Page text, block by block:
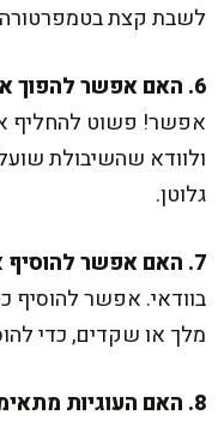
לשבת קצת בטמפרטורה
6. האם אפשר להפוך את המתכון לנטול גלוטן?
אפשר! פשוט להחליף
ולוודא שהשיבולת
גלוטן.
7. האם אפשר להוסיף אגוזים או שקדים?
מלך או שקדים, כדי
8. האם העוגיות מתאימות לילדים?